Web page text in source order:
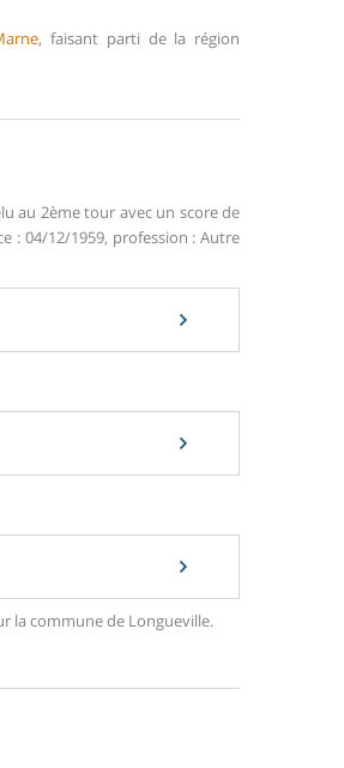
, faisant parti de la région
au 2ème tour avec un score de
: 04/12/1959, profession : Autre
la commune de Longueville.